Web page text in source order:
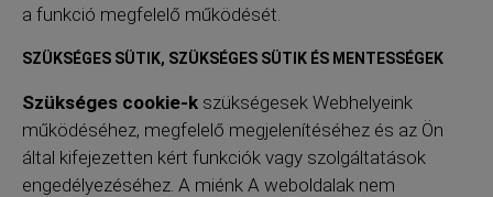
a funkció megfelelő működését.
SZÜKSÉGES SÜTIK, SZÜKSÉGES SÜTIK ÉS MENTESSÉGEK
Szükséges cookie-k szükségesek Webhelyeink
működéséhez, megfelelő megjelenítéséhez és az Ön
által kifejezetten kért funkciók vagy szolgáltatások
engedélyezéséhez. A miénk A weboldalak nem